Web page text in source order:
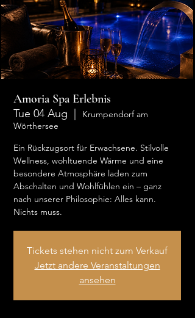
Amoria Spa Erlebnis
Tue 04 Aug
Krumpendorf am
Wörthersee
Ein Rückzugsort für Erwachsene. Stilvolle
Wellness, wohltuende Wärme und eine
besondere Atmosphäre laden zum
Abschalten und Wohlfühlen ein – ganz
nach unserer Philosophie: Alles kann.
Nichts muss.
Tickets stehen nicht zum Verkauf
Jetzt andere Veranstaltungen
ansehen